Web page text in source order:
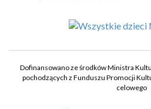
Dofinansowano ze środków Ministra
pochodzących z Funduszu Promocji
celowego